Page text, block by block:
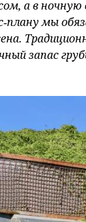
а в
мы
запас